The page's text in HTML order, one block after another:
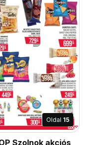
Oldal 15
Szolnok akciós